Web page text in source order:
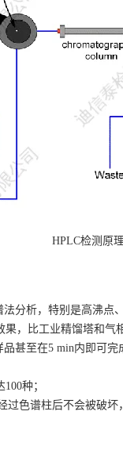
HPLC检测原
分析，特别是高沸点
，比工业精馏塔和气
甚至在5 min内即可完
种；
色谱柱后不会被破坏